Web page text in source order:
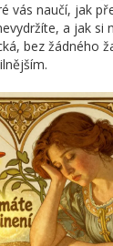
vás naučí, jak
a jak si
bez žádného